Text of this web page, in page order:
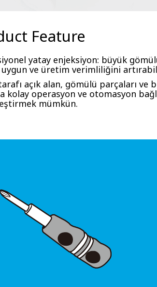
Feature
yatay enjeksiyon: büyük
uygun ve üretim verimliliğini
açık alan, gömülü parçaları
kolay operasyon ve otomasyon
mümkün.